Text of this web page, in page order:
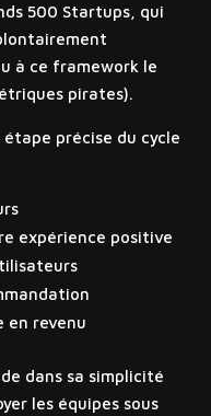
500 Startups, qui
à ce framework le
pirates).
précise du cycle
expérience positive
en revenu
dans sa simplicité
les équipes sous